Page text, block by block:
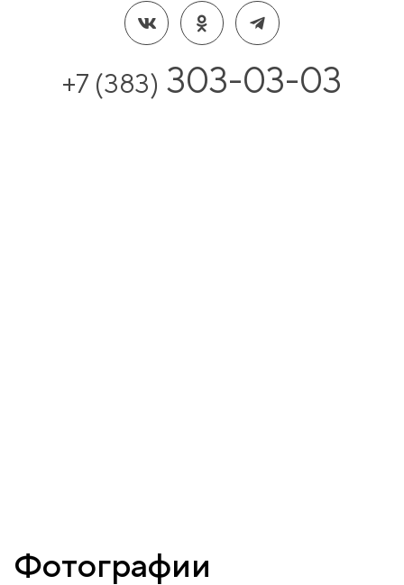
+7 (383) 303-03-03
Фотографии